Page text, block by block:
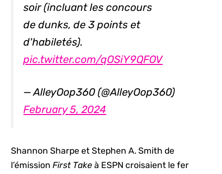
soir (incluant les concours
de dunks, de 3 points et
d'habiletés).
pic.twitter.com/qOSiY9QFOV
— AlleyOop360 (@AlleyOop360)
February 5, 2024
Shannon Sharpe et Stephen A. Smith de
l’émissionFirst Take à ESPN croisaient le fer